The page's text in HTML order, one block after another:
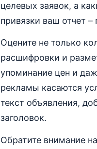
целевых заявок, а
привязки ваш отчет
Оцените не только
расшифровки и
упоминание цен и
рекламы касаются
текст объявления,
заголовок.
Обратите внимание